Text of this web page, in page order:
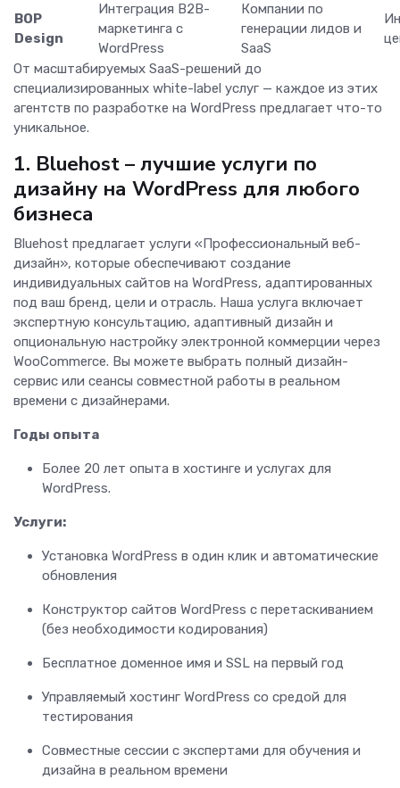
BOP
Design
Интеграция B2B-
маркетинга с
WordPress
Компании по
генерации лидов и
SaaS
От масштабируемых SaaS-решений до
специализированных white-label услуг — каждое из этих
агентств по разработке на WordPress предлагает что-то
уникальное.
1. Bluehost – лучшие услуги по
дизайну на WordPress для любого
бизнеса
Bluehost предлагает услуги «Профессиональный веб-
дизайн», которые обеспечивают создание
индивидуальных сайтов на WordPress, адаптированных
под ваш бренд, цели и отрасль. Наша услуга включает
экспертную консультацию, адаптивный дизайн и
опциональную настройку электронной коммерции через
WooCommerce. Вы можете выбрать полный дизайн-
сервис или сеансы совместной работы в реальном
времени с дизайнерами.
Годы опыта
Более 20 лет опыта в хостинге и услугах для
WordPress.
Услуги:
Установка WordPress в один клик и автоматические
обновления
Конструктор сайтов WordPress с перетаскиванием
(без необходимости кодирования)
Бесплатное доменное имя и SSL на первый год
Управляемый хостинг WordPress со средой для
тестирования
Совместные сессии с экспертами для обучения и
дизайна в реальном времени